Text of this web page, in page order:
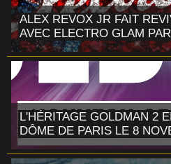
ALEX REVOX JR FAIT
AVEC ELECTRO GLAM
L'HÉRITAGE GOLDMAN 2
DÔME DE PARIS LE 8